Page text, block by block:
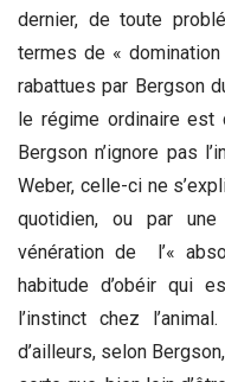
dernier, de toute
termes de «
rabattues par Bergson
le régime ordinaire est
Bergson n’ignore pas
Weber, celle-ci ne
quotidien, ou par
vénération de l’«
habitude d’obéir qui
l’instinct chez
d’ailleurs, selon